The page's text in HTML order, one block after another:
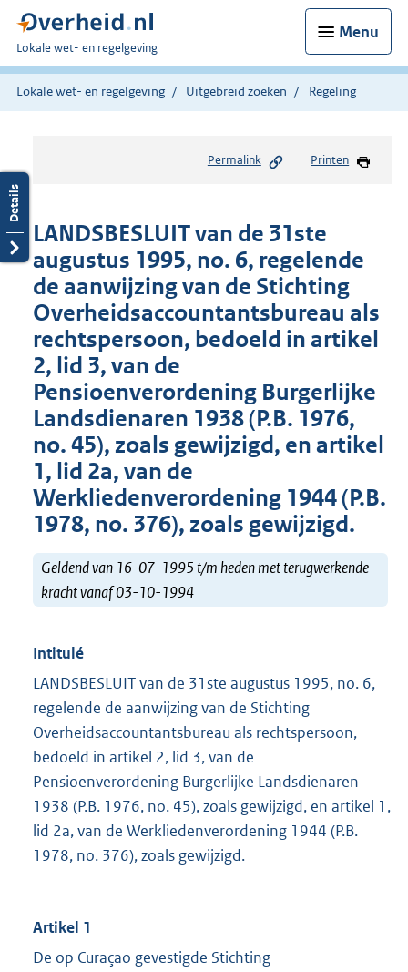
Menu
U
bent
hier:
Lokale wet- en regelgeving
Lokale wet- en regelgeving Uitgebreid zoeken Regeling
Permalink Printen
LANDSBESLUIT van de 31ste
augustus 1995, no. 6, regelende
de aanwijzing van de Stichting
Overheidsaccountantsbureau als
rechtspersoon, bedoeld in artikel
2, lid 3, van de
Pensioenverordening Burgerlijke
Landsdienaren 1938 (P.B. 1976,
no. 45), zoals gewijzigd, en artikel
1, lid 2a, van de
Werkliedenverordening 1944 (P.B.
1978, no. 376), zoals gewijzigd.
Geldend van 16-07-1995 t/m heden met terugwerkende
kracht vanaf 03-10-1994
Intitulé
LANDSBESLUIT van de 31ste augustus 1995, no. 6,
regelende de aanwijzing van de Stichting
Overheidsaccountantsbureau als rechtspersoon,
bedoeld in artikel 2, lid 3, van de
Pensioenverordening Burgerlijke Landsdienaren
1938 (P.B. 1976, no. 45), zoals gewijzigd, en artikel 1,
lid 2a, van de Werkliedenverordening 1944 (P.B.
1978, no. 376), zoals gewijzigd.
Artikel 1
De op Curaçao gevestigde Stichting